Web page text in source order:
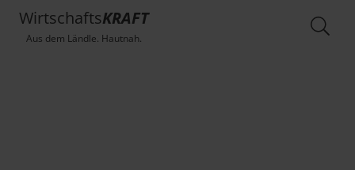
WirtschaftsKRAFT
Aus dem Ländle. Hautnah.